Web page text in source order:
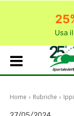
Usa
Home Rubriche